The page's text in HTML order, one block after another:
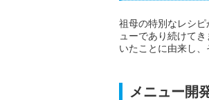
祖母の特別なレシ
ューであり続けて
いたことに由来し、
メニュー開